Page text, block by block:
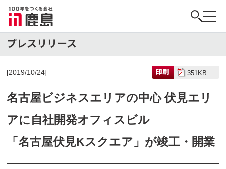
[2019/10/24] 351KB
名古屋ビジネスエリアの中心 伏見エリ
アに自社開発オフィスビル
「名古屋伏見Kスクエア」が竣工・開業